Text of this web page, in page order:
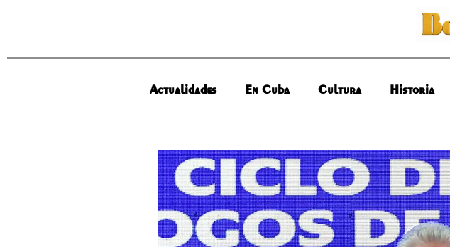
Actualidades En Cuba Cultura Historia